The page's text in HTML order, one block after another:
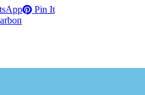
Pin It